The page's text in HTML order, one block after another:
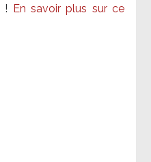
!
En savoir plus sur ce